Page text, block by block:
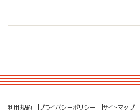
利用規約 プライバシーポリシー サイトマップ